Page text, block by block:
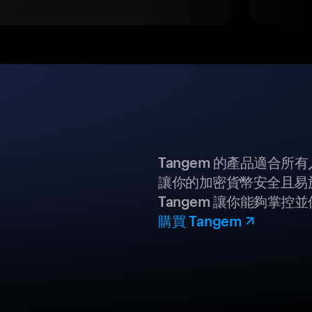
Tangem 的產品適合所
讓你的加密貨幣安全且
Tangem 讓你能夠掌控
購買 Tangem